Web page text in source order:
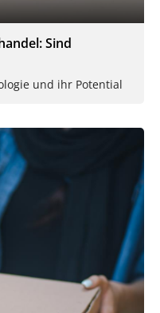
Sind
und ihr Potential